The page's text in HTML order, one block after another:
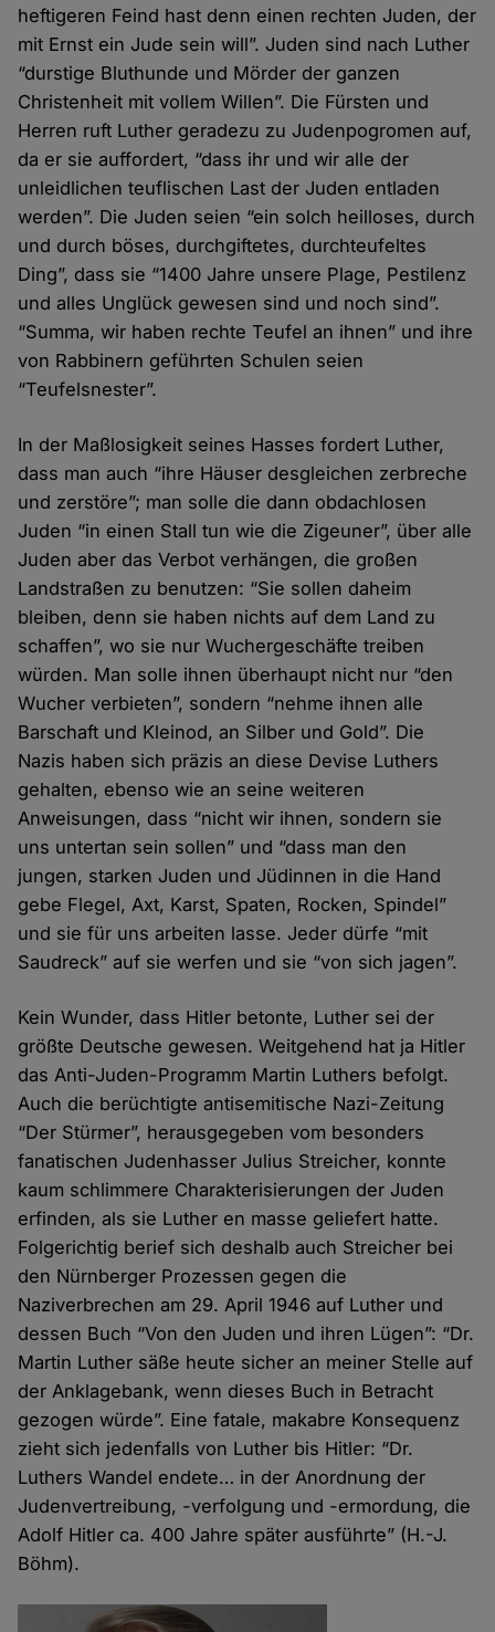
heftigeren Feind hast denn einen rechten Juden, der
mit Ernst ein Jude sein will”. Juden sind nach Luther
“durstige Bluthunde und Mörder der ganzen
Christenheit mit vollem Willen”. Die Fürsten und
Herren ruft Luther geradezu zu Judenpogromen auf,
da er sie auffordert, “dass ihr und wir alle der
unleidlichen teuflischen Last der Juden entladen
werden”. Die Juden seien “ein solch heilloses, durch
und durch böses, durchgiftetes, durchteufeltes
Ding”, dass sie “1400 Jahre unsere Plage, Pestilenz
und alles Unglück gewesen sind und noch sind”.
“Summa, wir haben rechte Teufel an ihnen” und ihre
von Rabbinern geführten Schulen seien
“Teufelsnester”.
In der Maßlosigkeit seines Hasses fordert Luther,
dass man auch “ihre Häuser desgleichen zerbreche
und zerstöre”; man solle die dann obdachlosen
Juden “in einen Stall tun wie die Zigeuner”, über alle
Juden aber das Verbot verhängen, die großen
Landstraßen zu benutzen: “Sie sollen daheim
bleiben, denn sie haben nichts auf dem Land zu
schaffen”, wo sie nur Wuchergeschäfte treiben
würden. Man solle ihnen überhaupt nicht nur “den
Wucher verbieten”, sondern “nehme ihnen alle
Barschaft und Kleinod, an Silber und Gold”. Die
Nazis haben sich präzis an diese Devise Luthers
gehalten, ebenso wie an seine weiteren
Anweisungen, dass “nicht wir ihnen, sondern sie
uns untertan sein sollen” und “dass man den
jungen, starken Juden und Jüdinnen in die Hand
gebe Flegel, Axt, Karst, Spaten, Rocken, Spindel”
und sie für uns arbeiten lasse. Jeder dürfe “mit
Saudreck” auf sie werfen und sie “von sich jagen”.
Kein Wunder, dass Hitler betonte, Luther sei der
größte Deutsche gewesen. Weitgehend hat ja Hitler
das Anti-Juden-Programm Martin Luthers befolgt.
Auch die berüchtigte antisemitische Nazi-Zeitung
“Der Stürmer”, herausgegeben vom besonders
fanatischen Judenhasser Julius Streicher, konnte
kaum schlimmere Charakterisierungen der Juden
erfinden, als sie Luther en masse geliefert hatte.
Folgerichtig berief sich deshalb auch Streicher bei
den Nürnberger Prozessen gegen die
Naziverbrechen am 29. April 1946 auf Luther und
dessen Buch “Von den Juden und ihren Lügen”: “Dr.
Martin Luther säße heute sicher an meiner Stelle auf
der Anklagebank, wenn dieses Buch in Betracht
gezogen würde”. Eine fatale, makabre Konsequenz
zieht sich jedenfalls von Luther bis Hitler: “Dr.
Luthers Wandel endete… in der Anordnung der
Judenvertreibung, -verfolgung und -ermordung, die
Adolf Hitler ca. 400 Jahre später ausführte” (H.-J.
Böhm).